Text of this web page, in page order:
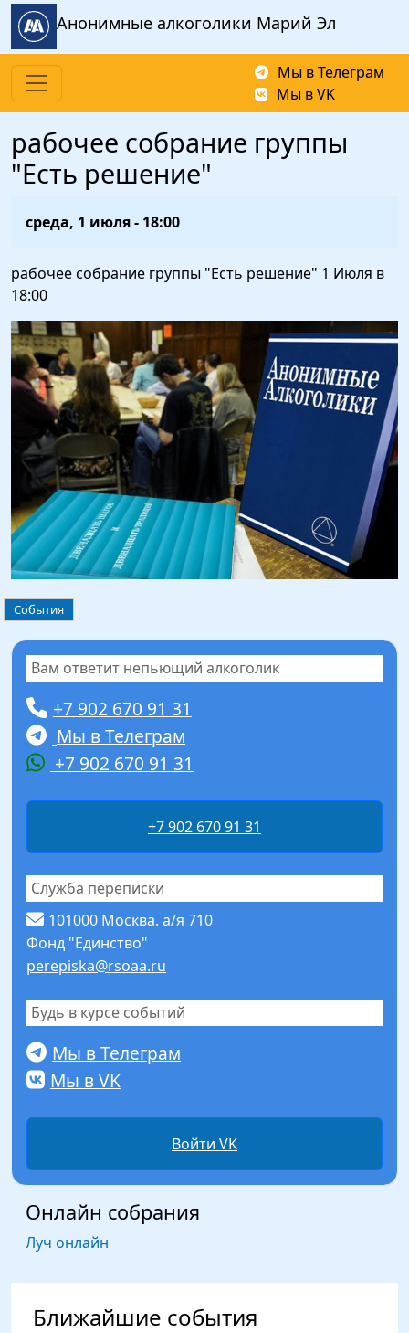
Перейти к основному содержанию
Анонимные алкоголики Марий Эл
Мы в Телеграм
Мы в VK
рабочее собрание группы
"Есть решение"
среда, 1 июля - 18:00
рабочее собрание группы "Есть решение" 1 Июля в
18:00
События
Вам ответит непьющий алкоголик
+7 902 670 91 31
Мы в Телеграм
+7 902 670 91 31
+7 902 670 91 31
Служба переписки
101000 Москва. а/я 710
Фонд "Единство"
perepiska@rsoaa.ru
Будь в курсе событий
Мы в Телеграм
Мы в VK
Войти VK
Онлайн собрания
Луч онлайн
Ближайшие события